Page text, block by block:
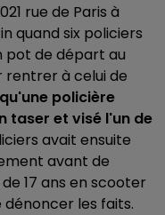
rue de Paris à
quand six policiers
pot de départ au
rentrer à celui de
policière
taser et visé l'un de
avait ensuite
avant de
17 ans en scooter
les faits.